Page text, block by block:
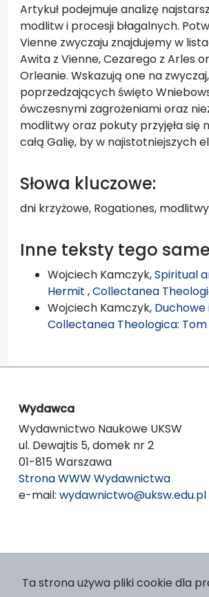
Artykuł podejmuje analizę
modlitw i procesji błagalnych.
Vienne zwyczaju znajdujemy w
Awita z Vienne, Cezarego z Arles
Orleanie. Wskazują one na
poprzedzających święto
ówczesnymi zagrożeniami oraz
modlitwy oraz pokuty przyjęła się
całą Galię, by w najistotniejszych
Słowa kluczowe:
dni krzyżowe, Rogationes,
Inne teksty tego
Wojciech Kamczyk,Spiritual
Hermit ,Collectanea
Wojciech Kamczyk,
Collectanea Theologica: Tom
Wydawca
Wydawnictwo Naukowe UKSW
ul. Dewajtis 5, domek nr 2
01-815 Warszawa
Strona WWW Wydawnictwa
e-mail: wydawnictwo@uksw.edu.pl
Ta strona używa pliki cookie dla